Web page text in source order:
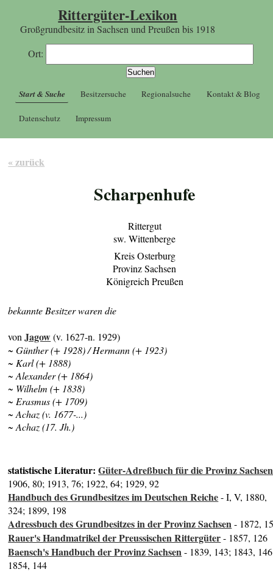
Rittergüter-Lexikon
Großgrundbesitz in Sachsen und Preußen bis 1918
Ort:
Start & Suche Besitzersuche Regionalsuche Kontakt & Blog
Datenschutz Impressum
« zurück
Scharpenhufe
Rittergut
sw. Wittenberge
Kreis Osterburg
Provinz Sachsen
Königreich Preußen
bekannte Besitzer waren die
vonJagow(v. 1627-n. 1929)
~ Günther (+ 1928) / Hermann (+ 1923)
~ Karl (+ 1888)
~ Alexander (+ 1864)
~ Wilhelm (+ 1838)
~ Erasmus (+ 1709)
~ Achaz (v. 1677-...)
~ Achaz (17. Jh.)
statistische Literatur:Güter-Adreßbuch für die Provinz Sachsen
1906, 80; 1913, 76; 1922, 64; 1929, 92
Handbuch des Grundbesitzes im Deutschen Reiche- I, V, 1880,
324; 1899, 198
Adressbuch des Grundbesitzes in der Provinz Sachsen- 1872,
Rauer's Handmatrikel der Preussischen Rittergüter- 1857, 126
Baensch's Handbuch der Provinz Sachsen- 1839, 143; 1843,
1854, 144